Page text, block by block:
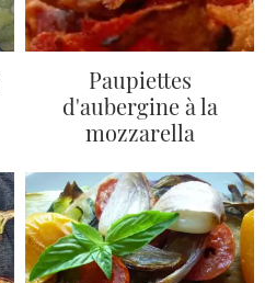
Paupiettes
d'aubergine à la
mozzarella